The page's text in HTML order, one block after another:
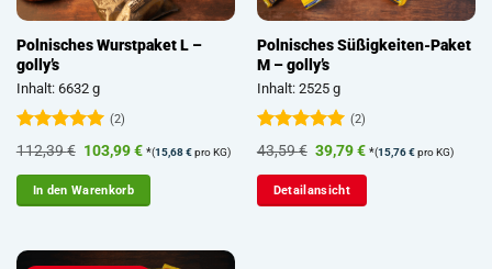
Polnisches Wurstpaket L –
golly’s
Inhalt: 6632 g
Bewertet
mit5 von
5
(2)
112,39€ Ursprünglicher
war:
112,39 €
103,99€Aktueller
ist:
*(15,68€pro KG)
In den Warenkorb
Polnisches Süßigkeiten-Paket
M – golly’s
Inhalt: 2525 g
Bewertet
mit 5 von
5
(2)
43,59€ Ursprünglicher
war:
43,59 €
39,79€Aktueller
ist:
*(15,76€pro KG)
Detailansicht